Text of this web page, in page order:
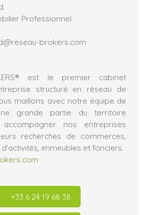
Professionnel
brokers.com
est le premier cabinet
structuré en réseau de
maillons avec notre équipe de
grande partie du territoire
nos entreprises
recherches de commerces,
immeubles et fonciers.
+33 6 24 19 68 38